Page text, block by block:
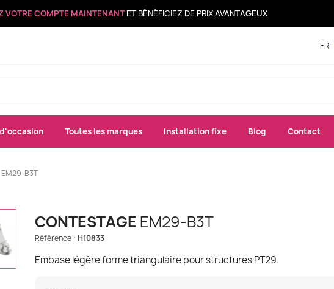
VOTRE COMPTE MAINTENANTET BÉNÉFICIEZ DE PRIX AVANTAGEUX
FR
Toutes les marques Installation fixe Blog Contact
EM29-B3T
CONTESTAGE EM29-B3T
Référence : H10833
Embase légère forme triangulaire pour structures PT29.